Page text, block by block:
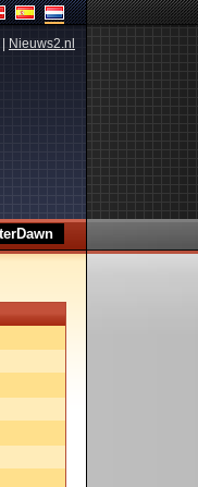
Nieuws2.nl